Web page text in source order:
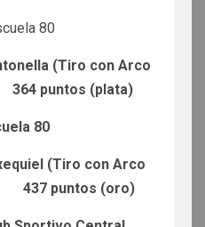
80
(Tiro con Arco
puntos (plata)
80
(Tiro con Arco
puntos (oro)